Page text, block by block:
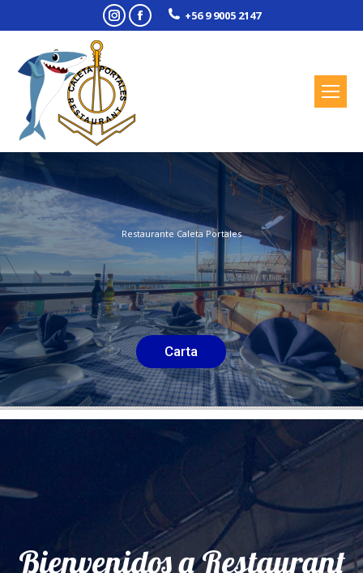
InstagramFacebook+56 9 9005 2147
Carta
Restaurante Caleta Portales
Bienvenidos a Restaurant